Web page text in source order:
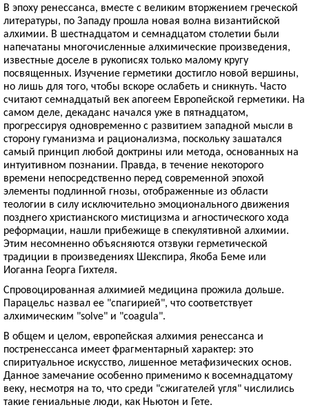
В эпоху ренессанса, вместе с великим вторжением греческой
литературы, по Западу прошла новая волна византийской
алхимии. В шестнадцатом и семнадцатом столетии были
напечатаны многочисленные алхимические произведения,
известные доселе в рукописях только малому кругу
посвященных. Изучение герметики достигло новой вершины,
но лишь для того, чтобы вскоре ослабеть и сникнуть. Часто
считают семнадцатый век апогеем Европейской герметики. На
самом деле, декаданс начался уже в пятнадцатом,
прогрессируя одновременно с развитием западной мысли в
сторону гуманизма и рационализма, поскольку зашатался
самый принцип любой доктрины или метода, основанных на
интуитивном познании. Правда, в течение некоторого
времени непосредственно перед современной эпохой
элементы подлинной гнозы, отображенные из области
теологии в силу исключительно эмоционального движения
позднего христианского мистицизма и агностического хода
реформации, нашли прибежище в спекулятивной алхимии.
Этим несомненно объясняются отзвуки герметической
традиции в произведениях Шекспира, Якоба Беме или
Иоганна Георга Гихтеля.
Спровоцированная алхимией медицина прожила дольше.
Парацельс назвал ее "спагирией", что соответствует
алхимическим "solve" и "coagula".
В общем и целом, европейская алхимия ренессанса и
постренессанса имеет фрагментарный характер: это
спиритуальное искусство, лишенное метафизических основ.
Данное замечание особенно применимо к восемнадцатому
веку, несмотря на то, что среди "сжигателей угля" числились
такие гениальные люди, как Ньютон и Гете.